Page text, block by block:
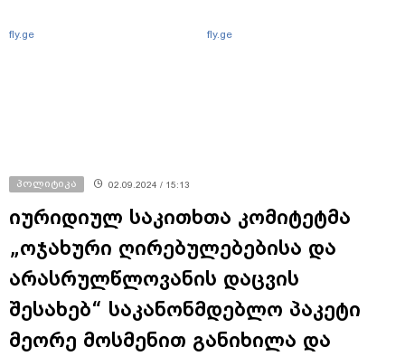
fly.ge fly.ge
პოლიტიკა 02.09.2024 / 15:13
იურიდიულ საკითხთა კომიტეტმა
„ოჯახური ღირებულებებისა და
არასრულწლოვანის დაცვის
შესახებ“ საკანონმდებლო პაკეტი
მეორე მოსმენით განიხილა და